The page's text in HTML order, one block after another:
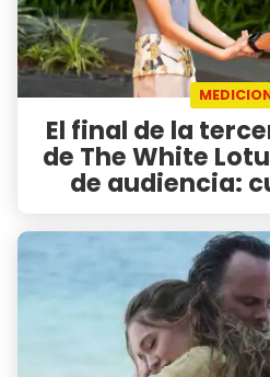
El final de la
de The White
de audiencia: